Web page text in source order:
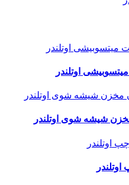
اوتلندر
شیشه شوی اوتلندر